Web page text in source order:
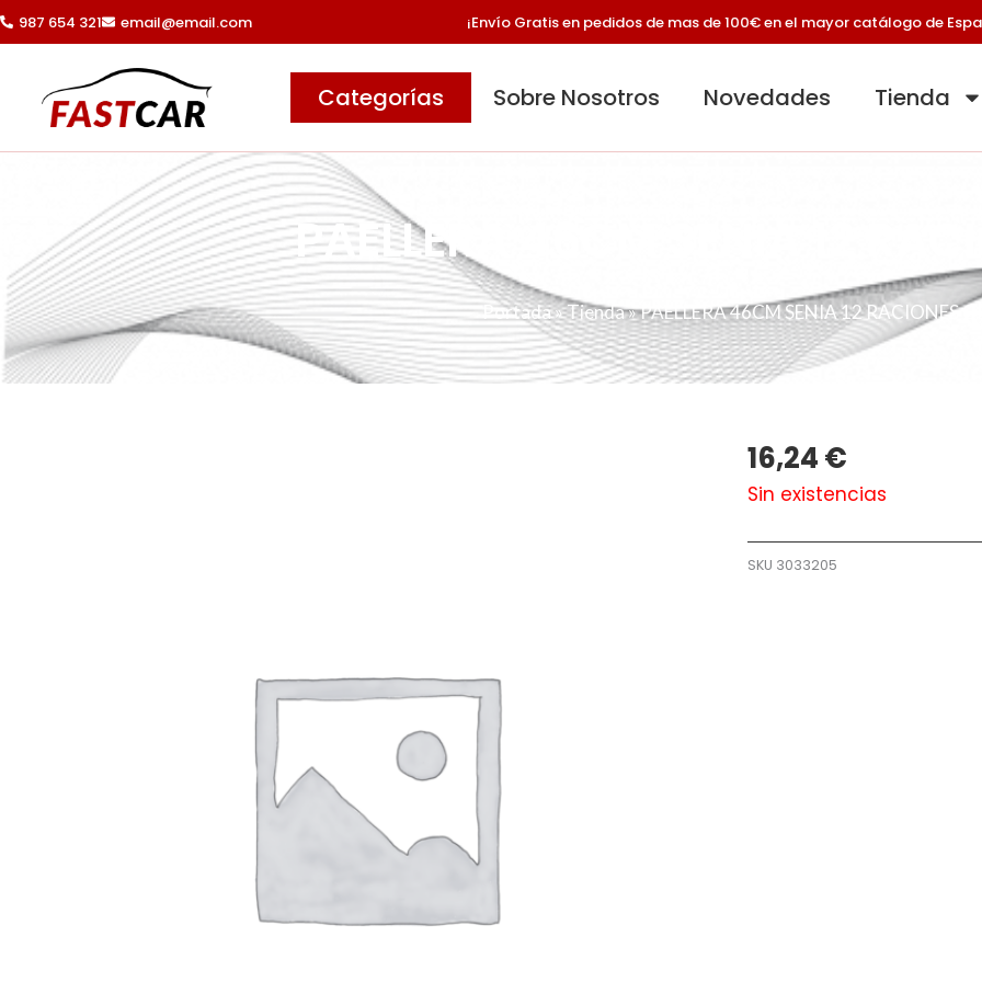
Ir
al
contenido
987 654 321 email@email.com ¡Envío Gratis en pedidos de mas de 100€ en el mayor catálogo de
Categorías Sobre Nosotros Novedades Tienda
PAELLERA 46CM SENIA 12
Portada»Tienda»PAELLERA 46CM SENIA 12 RACIONES QD
16,24€
Sin existencias
SKU 3033205